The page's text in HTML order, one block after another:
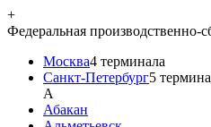
+
Федеральная производственно-
Москва4 терминала
Санкт-Петербург5
A
Абакан